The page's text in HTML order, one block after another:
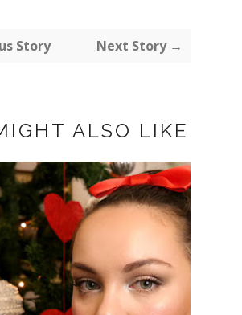
Story Next Story →
ALSO LIKE